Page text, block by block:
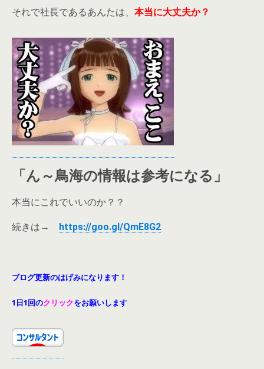
それで社長であるあんたは、 本当に大丈夫か？
「ん～鳥海の情報は参考になる」
本当にこれでいいのか？？
続きは→
https://goo.gl/QmE8G2
ブログ更新のはげみになります！
1日1回のクリックをお願いします